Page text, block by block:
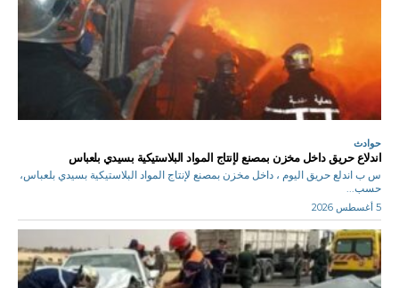
حوادث
اندلاع حريق داخل مخزن بمصنع لإنتاج المواد البلاستيكية بسيدي بلعباس
س ب اندلع حريق اليوم ، داخل مخزن بمصنع لإنتاج المواد البلاستيكية بسيدي بلعباس،
حسب...
5 أغسطس 2026